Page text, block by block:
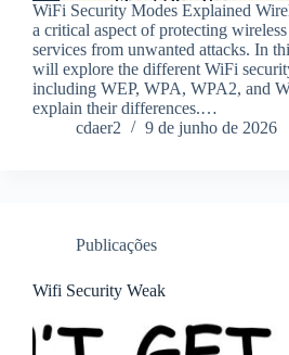
WiFi Security Modes Explained
a critical aspect of protecting
services from unwanted attacks. In
will explore the different WiFi
including WEP, WPA, WPA2, and
explain their differences.…
cdaer2
9 de junho de 2026
Publicações
Wifi Security Weak